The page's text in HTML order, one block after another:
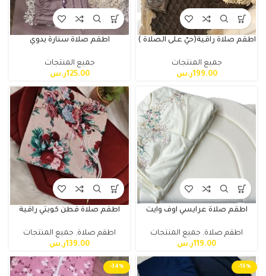
اطقم صلاة راقية(حيّ على الصلاة )
جميع المنتجات
199.00 ر.س
اطقم صلاة سنارة يدوي
جميع المنتجات
125.00 ر.س
اطقم صلاة عرايسي اوف وايت
اطقم صلاة, جميع المنتجات
119.00 ر.س
اطقم صلاة قطن كويتي راقية
اطقم صلاة, جميع المنتجات
139.00 ر.س
-16%
-34%